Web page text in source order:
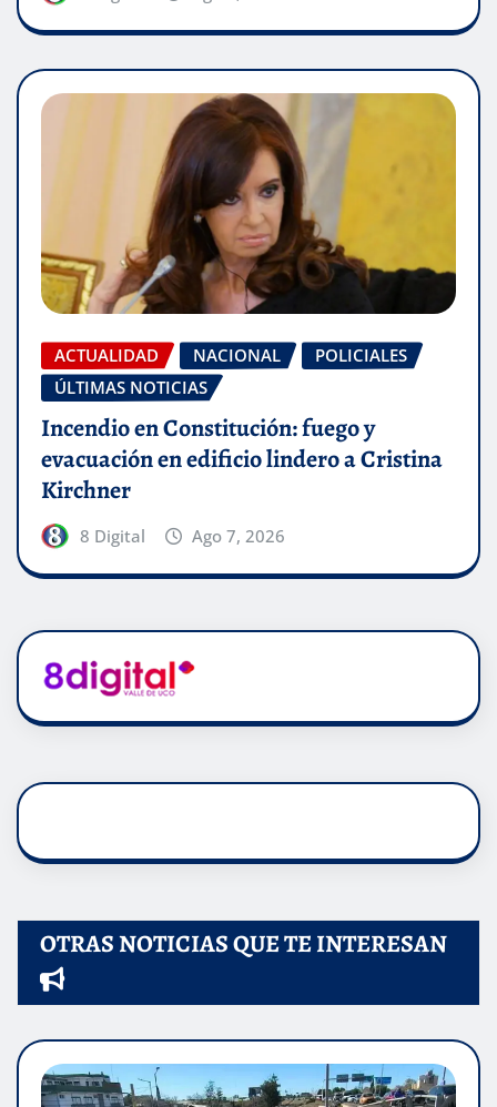
ACTUALIDAD NACIONAL
POLICIALES
ÚLTIMAS NOTICIAS
Incendio en Constitución: fuego y
evacuación en edificio lindero a Cristina
Kirchner
8 Digital Ago 7, 2026
OTRAS NOTICIAS QUE TE INTERESAN